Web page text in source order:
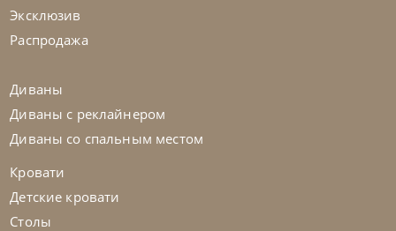
Эксклюзив
Распродажа
Диваны
Диваны с реклайнером
Диваны со спальным местом
Кровати
Детские кровати
Столы